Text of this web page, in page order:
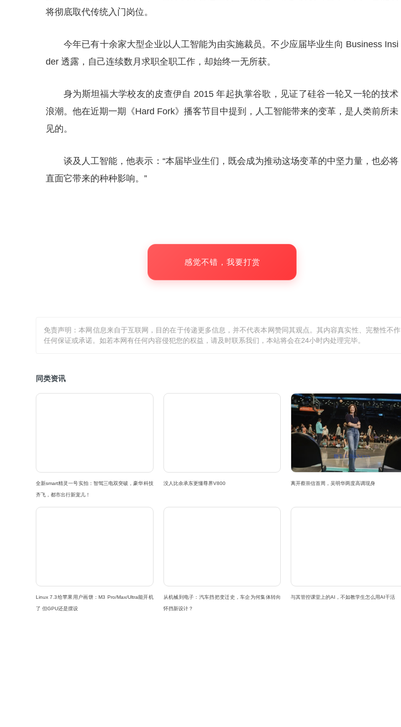
将彻底取代传统入门岗位。
今年已有十余家大型企业以人工智能为由实施裁员。不少应届毕业生向 Business Insi
der 透露，自己连续数月求职全职工作，却始终一无所获。
身为斯坦福大学校友的皮查伊自 2015 年起执掌谷歌，见证了硅谷一轮又一轮的技术
浪潮。他在近期一期《Hard Fork》播客节目中提到，人工智能带来的变革，是人类前所未
见的。
谈及人工智能，他表示：“本届毕业生们，既会成为推动这场变革的中坚力量，也必将
直面它带来的种种影响。”
感觉不错，我要打赏
免责声明：本网信息来自于互联网，目的在于传递更多信息，并不代表本网赞同其观点。其内容真实性、完整性不作
任何保证或承诺。如若本网有任何内容侵犯您的权益，请及时联系我们，本站将会在24小时内处理完毕。
同类资讯
全新smart精灵一号实拍：智驾三电双突破，豪华科技
齐飞，都市出行新宠儿！
没人比余承东更懂尊界V800 离开蔡崇信首周，吴明华两度高调现身
Linux 7.3给苹果用户画饼：M3 Pro/Max/Ultra能开机
了 但GPU还是摆设
从机械到电子：汽车挡把变迁史，车企为何集体转向
怀挡新设计？
与其管控课堂上的AI，不如教学生怎么用AI干活